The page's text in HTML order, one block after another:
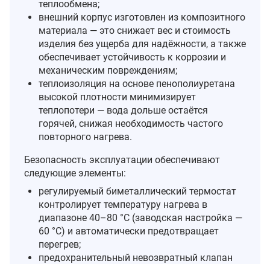
теплообмена;
внешний корпус изготовлен из композитного
материала — это снижает вес и стоимость
изделия без ущерба для надёжности, а также
обеспечивает устойчивость к коррозии и
механическим повреждениям;
теплоизоляция на основе пенополиуретана
высокой плотности минимизирует
теплопотери — вода дольше остаётся
горячей, снижая необходимость частого
повторного нагрева.
Безопасность эксплуатации обеспечивают
следующие элементы:
регулируемый биметаллический термостат
контролирует температуру нагрева в
диапазоне 40–80 °C (заводская настройка —
60 °C) и автоматически предотвращает
перегрев;
предохранительный невозвратный клапан